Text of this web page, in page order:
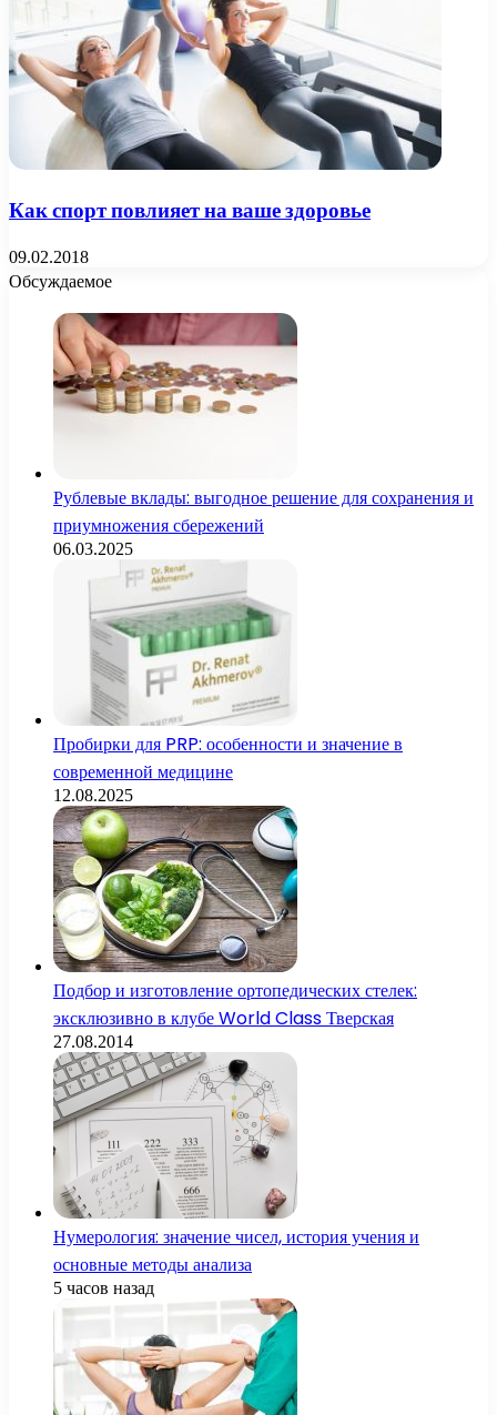
Как спорт повлияет на ваше здоровье
09.02.2018
Обсуждаемое
Рублевые вклады: выгодное решение для сохранения и
приумножения сбережений
06.03.2025
Пробирки для PRP: особенности и значение в
современной медицине
12.08.2025
Подбор и изготовление ортопедических стелек:
эксклюзивно в клубе World Class Тверская
27.08.2014
Нумерология: значение чисел, история учения и
основные методы анализа
5 часов назад